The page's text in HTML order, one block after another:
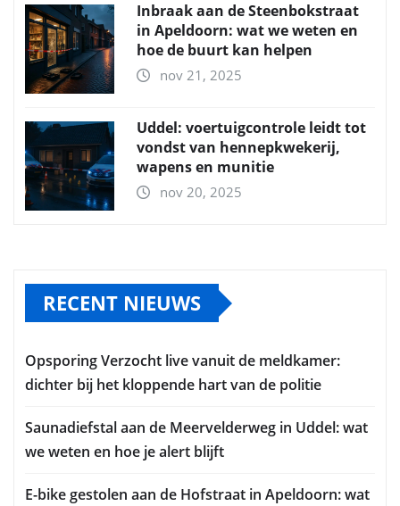
Inbraak aan de Steenbokstraat
in Apeldoorn: wat we weten en
hoe de buurt kan helpen
nov 21, 2025
Uddel: voertuigcontrole leidt tot
vondst van hennepkwekerij,
wapens en munitie
nov 20, 2025
RECENT NIEUWS
Opsporing Verzocht live vanuit de meldkamer:
dichter bij het kloppende hart van de politie
Saunadiefstal aan de Meervelderweg in Uddel: wat
we weten en hoe je alert blijft
E-bike gestolen aan de Hofstraat in Apeldoorn: wat